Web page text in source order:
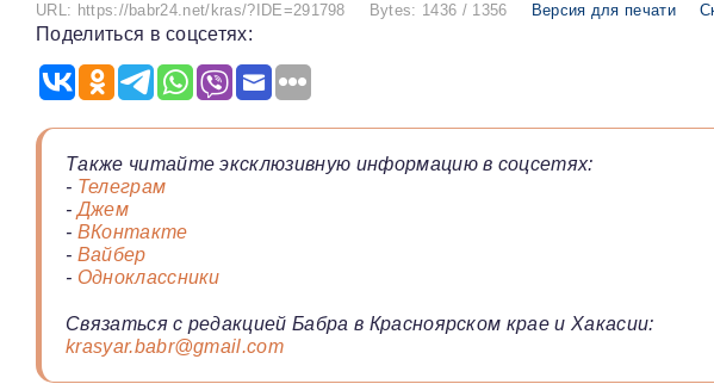
URL: https://babr24.net/kras/?IDE=291798 Bytes: 1436 / 1356 Версия для печати
Поделиться в соцсетях:
Также читайте эксклюзивную информацию в соцсетях:
- Телеграм
-Джем
- ВКонтакте
- Вайбер
- Одноклассники
Связаться с редакцией Бабра в Красноярском крае и Хакасии:
krasyar.babr@gmail.com